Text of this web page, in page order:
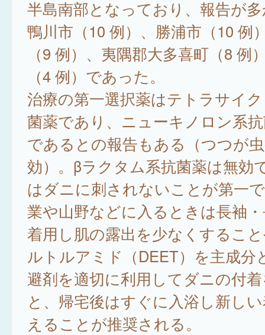
半島南部となっており、報告が
鴨川市（10 例）、勝浦市（10 例
（9 例）、夷隅郡大多喜町（8 例
（4 例）であった。
治療の第一選択薬はテトラサイ
菌薬であり、ニューキノロン系
であるとの報告もある（つつが
効）。βラクタム系抗菌薬は無効
はダニに刺されないことが第一
業や山野などに入るときは長袖
着用し肌の露出を少なくするこ
ルトルアミド（DEET）を主成分
避剤を適切に利用してダニの付
と、帰宅後はすぐに入浴し新し
えることが推奨される。